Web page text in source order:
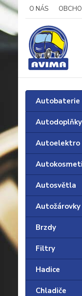
O NÁS
Autobaterie
Autodoplňky
Autoelektro
Autosvětla
Autožárovky
Brzdy
Filtry
Hadice
Chladiče